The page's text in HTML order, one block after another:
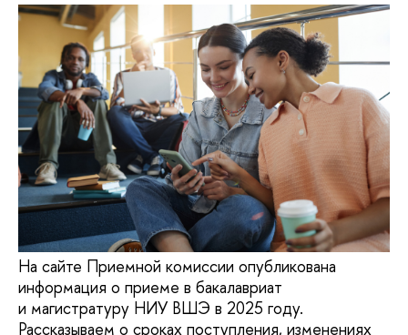
На сайте Приемной комиссии опубликована
информация о приеме в бакалавриат
и магистратуру НИУ ВШЭ в 2025 году.
Рассказываем о сроках поступления, изменениях